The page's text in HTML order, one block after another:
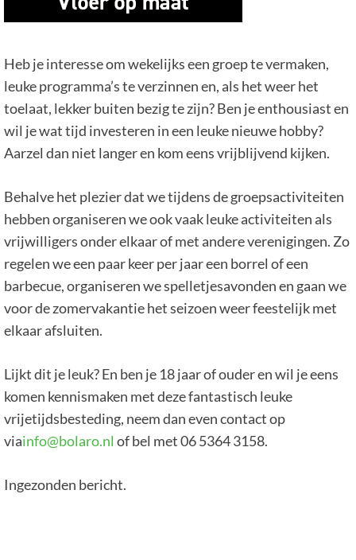
Heb je interesse om wekelijks een groep te vermaken,
leuke programma’s te verzinnen en, als het weer het
toelaat, lekker buiten bezig te zijn? Ben je enthousiast en
wil je wat tijd investeren in een leuke nieuwe hobby?
Aarzel dan niet langer en kom eens vrijblijvend kijken.
Behalve het plezier dat we tijdens de groepsactiviteiten
hebben organiseren we ook vaak leuke activiteiten als
vrijwilligers onder elkaar of met andere verenigingen. Zo
regelen we een paar keer per jaar een borrel of een
barbecue, organiseren we spelletjesavonden en gaan we
voor de zomervakantie het seizoen weer feestelijk met
elkaar afsluiten.
Lijkt dit je leuk? En ben je 18 jaar of ouder en wil je eens
komen kennismaken met deze fantastisch leuke
vrijetijdsbesteding, neem dan even contact op
viainfo@bolaro.nl of bel met 06 5364 3158.
Ingezonden bericht.